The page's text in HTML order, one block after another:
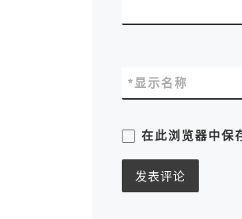
显示名称
*
在此浏览器中保